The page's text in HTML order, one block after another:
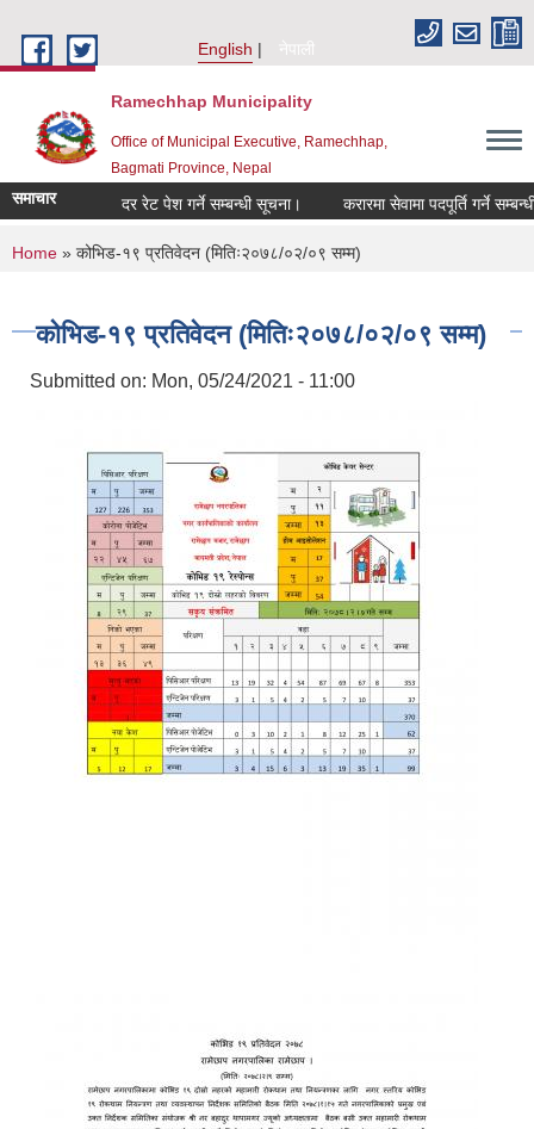
English
नेपाली
Ramechhap Municipality
Office of Municipal Executive, Ramechhap,
Bagmati Province, Nepal
समाचार दर रेट पेश गर्ने सम्बन्धी सूचना। करारमा सेवामा पदपूर्ति गर्ने सम्बन्धी
You are here
Home » कोभिड-१९ प्रतिवेदन (मितिः२०७८/०२/०९ सम्म)
कोभिड-१९ प्रतिवेदन (मितिः२०७८/०२/०९ सम्म)
Submitted on: Mon, 05/24/2021 - 11:00